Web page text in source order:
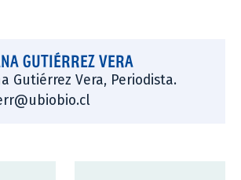
GUTIÉRREZ VERA
Gutiérrez Vera, Periodista.